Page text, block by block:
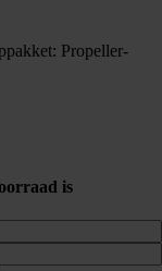
Propeller-
is